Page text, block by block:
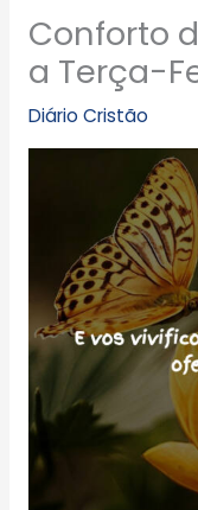
Conforto
a Terça-
Diário Cristão